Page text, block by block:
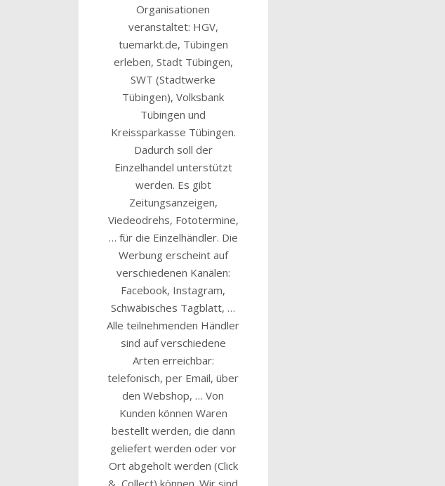
Organisationen
veranstaltet: HGV,
tuemarkt.de, Tübingen
erleben, Stadt Tübingen,
SWT (Stadtwerke
Tübingen), Volksbank
Tübingen und
Kreissparkasse Tübingen.
Dadurch soll der
Einzelhandel unterstützt
werden. Es gibt
Zeitungsanzeigen,
Viedeodrehs, Fototermine,
… für die Einzelhändler. Die
Werbung erscheint auf
verschiedenen Kanälen:
Facebook, Instagram,
Schwäbisches Tagblatt, …
Alle teilnehmenden Händler
sind auf verschiedene
Arten erreichbar:
telefonisch, per Email, über
den Webshop, … Von
Kunden können Waren
bestellt werden, die dann
geliefert werden oder vor
Ort abgeholt werden (Click